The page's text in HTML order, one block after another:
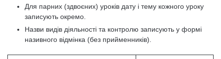
Для парних (здвоєних) уроків дату і тему кожного уроку
записують окремо.
Назви видів діяльності та контролю записують у формі
називного відмінка (без прийменників).